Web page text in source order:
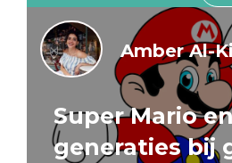
Amber Al-
Super Mario
generaties bij